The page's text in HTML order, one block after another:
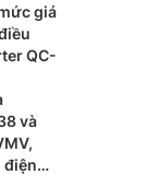
giá
QC-
và
điện